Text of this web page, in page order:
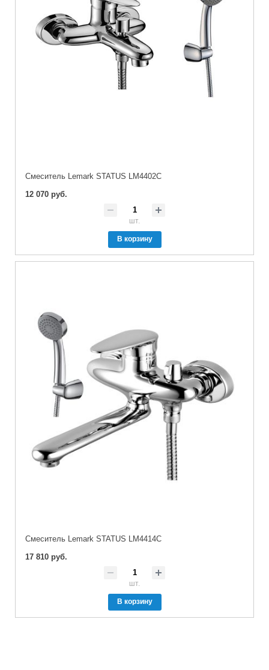
Cмеситель Lemark STATUS LM4402C
12 070 руб.
шт.
В корзину
Cмеситель Lemark STATUS LM4414C
17 810 руб.
шт.
В корзину